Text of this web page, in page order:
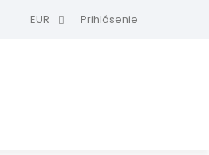
EUR Prihlásenie